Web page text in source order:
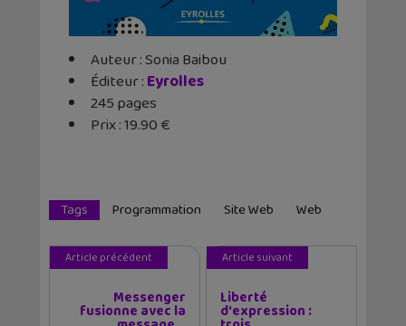
Auteur : Sonia Baibou
Éditeur :Eyrolles
245 pages
Prix : 19.90 €
Tags Programmation Site Web Web
Article précédent
Messenger
fusionne avec la
Article suivant
Liberté
d'expression :